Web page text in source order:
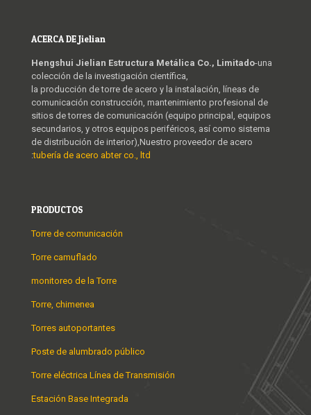
ACERCA DE Jielian
Hengshui Jielian Estructura Metálica Co., Limitado-una
colección de la investigación científica,
la producción de torre de acero y la instalación, líneas de
comunicación construcción, mantenimiento profesional de
sitios de torres de comunicación (equipo principal, equipos
secundarios, y otros equipos periféricos, así como sistema
de distribución de interior),Nuestro proveedor de acero
:tubería de acero abter co., ltd
PRODUCTOS
Torre de comunicación
Torre camuflado
monitoreo de la Torre
Torre, chimenea
Torres autoportantes
Poste de alumbrado público
Torre eléctrica Línea de Transmisión
Estación Base Integrada